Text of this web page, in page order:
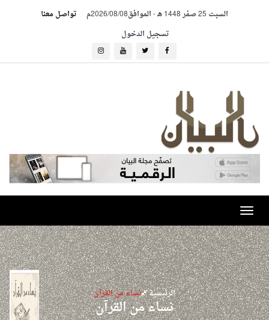
السبت 25 صفر 1448 هـ -الموافق2026/08/08م
تواصل معنا
تسجيل الدخول
Toggle
navigation
الرئيسية نساء من القرآن
نساء من القرآن